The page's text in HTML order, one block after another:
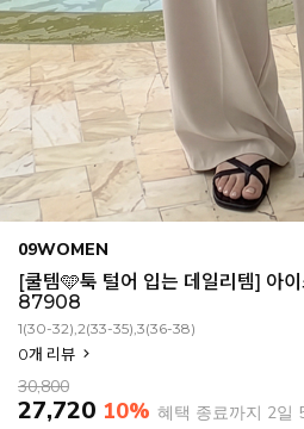
09WOMEN
[쿨템🩵툭 털어 입는 데일리템] 아
87908
1(30-32),2(33-35),3(36-38)
0개 리뷰
30,800
27,720 10% 혜택 종료까지 2일